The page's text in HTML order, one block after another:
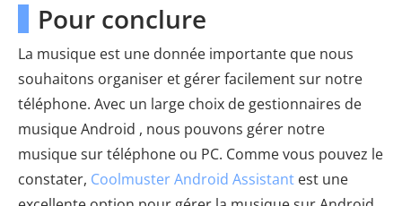
Pour conclure
La musique est une donnée importante que nous
souhaitons organiser et gérer facilement sur notre
téléphone. Avec un large choix de gestionnaires de
musique Android , nous pouvons gérer notre
musique sur téléphone ou PC. Comme vous pouvez le
constater, Coolmuster Android Assistant est une